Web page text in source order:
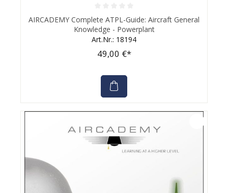
Durchschnittliche Bewertung von 0 von 5 Sternen
AIRCADEMY Complete ATPL-Guide: Aircraft General
Knowledge - Powerplant
Art.Nr.: 18194
49,00 €*